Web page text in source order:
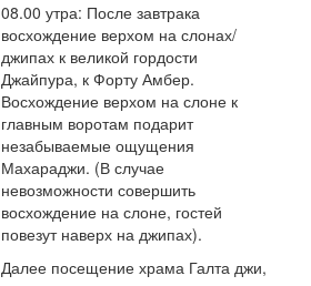
08.00 утра: После завтрака
восхождение верхом на слонах/
джипах к великой гордости
Джайпура, к Форту Амбер.
Восхождение верхом на слоне к
главным воротам подарит
незабываемые ощущения
Махараджи. (В случае
невозможности совершить
восхождение на слоне, гостей
повезут наверх на джипах).
Далее посещение храма Галта джи,